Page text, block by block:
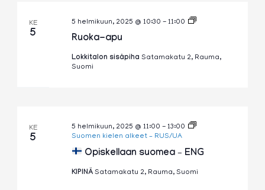
KE
5 Ruoka-apu
5 helmikuun, 2025 @ 10:30 - 11:00
Ruoka-
Lokkitalon sisäpiha Satamakatu 2, Rauma,
Suomi
KE
5
Opiskellaan suomea – ENG
5 helmikuun, 2025 @ 11:00 - 13:00
Suomen kielen alkeet – RUS/UA
KIPINÄ Satamakatu 2, Rauma, Suomi